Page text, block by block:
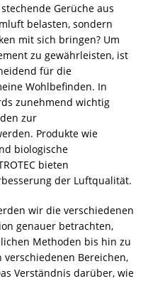
Gerüche aus
belasten, sondern
mit sich bringen? Um
zu gewährleisten, ist
für die
Wohlbefinden. In
zunehmend wichtig
zur
Produkte wie
biologische
bieten
der Luftqualität.
wir die verschiedenen
genauer betrachten,
Methoden bis hin zu
Bereichen,
Verständnis darüber, wie